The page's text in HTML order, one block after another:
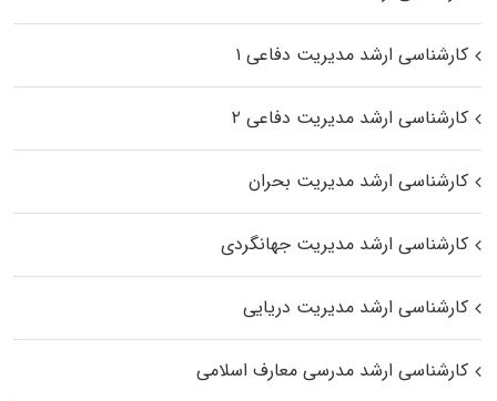
کارشناسی ارشد مدیریت دفاعی ۱
کارشناسی ارشد مدیریت دفاعی ۲
کارشناسی ارشد مدیریت بحران
کارشناسی ارشد مدیریت جهانگردی
کارشناسی ارشد مدیریت دریایی
کارشناسی ارشد مدرسی معارف اسلامی